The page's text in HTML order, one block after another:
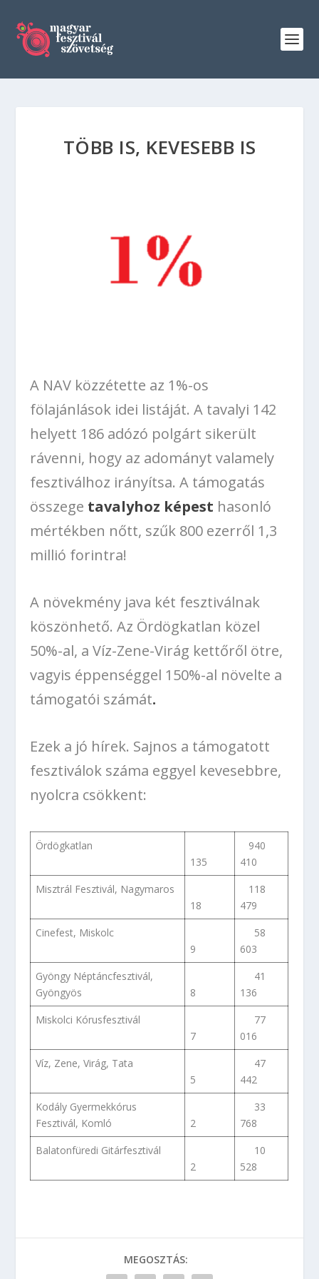
TÖBB IS, KEVESEBB IS
A NAV közzétette az 1%-os
fölajánlások idei listáját. A tavalyi 142
helyett 186 adózó polgárt sikerült
rávenni, hogy az adományt valamely
fesztiválhoz irányítsa. A támogatás
összege tavalyhoz képest hasonló
mértékben nőtt, szűk 800 ezerről 1,3
millió forintra!
A növekmény java két fesztiválnak
köszönhető. Az Ördögkatlan közel
50%-al, a Víz-Zene-Virág kettőről ötre,
vagyis éppenséggel 150%-al növelte a
támogatói számát.
Ezek a jó hírek. Sajnos a támogatott
fesztiválok száma eggyel kevesebbre,
nyolcra csökkent:
Ördögkatlan
135
940
410
Misztrál Fesztivál, Nagymaros
18
118
479
Cinefest, Miskolc
9
58
603
Gyöngy Néptáncfesztivál,
Gyöngyös
8
41
136
Miskolci Kórusfesztivál
7
77
016
Víz, Zene, Virág, Tata
5
47
442
Kodály Gyermekkórus
Fesztivál, Komló
2
33
768
Balatonfüredi Gitárfesztivál
2
10
528
MEGOSZTÁS: